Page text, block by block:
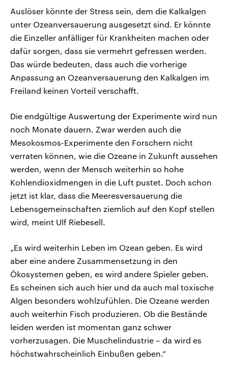
Auslöser könnte der Stress sein, dem die Kalkalgen
unter Ozeanversauerung ausgesetzt sind. Er könnte
die Einzeller anfälliger für Krankheiten machen oder
dafür sorgen, dass sie vermehrt gefressen werden.
Das würde bedeuten, dass auch die vorherige
Anpassung an Ozeanversauerung den Kalkalgen im
Freiland keinen Vorteil verschafft.
Die endgültige Auswertung der Experimente wird nun
noch Monate dauern. Zwar werden auch die
Mesokosmos-Experimente den Forschern nicht
verraten können, wie die Ozeane in Zukunft aussehen
werden, wenn der Mensch weiterhin so hohe
Kohlendioxidmengen in die Luft pustet. Doch schon
jetzt ist klar, dass die Meeresversauerung die
Lebensgemeinschaften ziemlich auf den Kopf stellen
wird, meint Ulf Riebesell.
„Es wird weiterhin Leben im Ozean geben. Es wird
aber eine andere Zusammensetzung in den
Ökosystemen geben, es wird andere Spieler geben.
Es scheinen sich auch hier und da auch mal toxische
Algen besonders wohlzufühlen. Die Ozeane werden
auch weiterhin Fisch produzieren. Ob die Bestände
leiden werden ist momentan ganz schwer
vorherzusagen. Die Muschelindustrie – da wird es
höchstwahrscheinlich Einbußen geben.“